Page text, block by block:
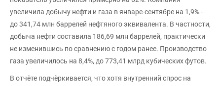
увеличила добычу нефти и газа в январе-сентябре на 1,9% -
до 341,74 млн баррелей нефтяного эквивалента. В частности,
добыча нефти составила 186,69 млн баррелей, практически
не изменившись по сравнению с годом ранее. Производство
газа увеличилось на 8,4%, до 773,41 млрд кубических футов.
В отчёте подчёркивается, что хотя внутренний спрос на